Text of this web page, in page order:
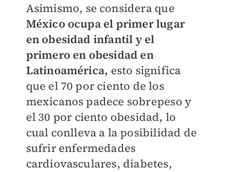
Asimismo, se considera que
México ocupa el primer lugar
en obesidad infantil y el
primero en obesidad en
Latinoamérica, esto significa
que el 70 por ciento de los
mexicanos padece sobrepeso y
el 30 por ciento obesidad, lo
cual conlleva a la posibilidad de
sufrir enfermedades
cardiovasculares, diabetes,